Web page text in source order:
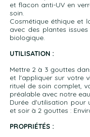
et flacon anti-UV en
soin.
Cosmétique éthique et
avec des plantes
biologique.
UTILISATION :
Mettre 2 à 3 gouttes
et l'appliquer sur votre
rituel de soin complet,
préalable avec notre
Durée d'utilisation pour
et soir à 2 gouttes :
PROPRIÉTÉS :